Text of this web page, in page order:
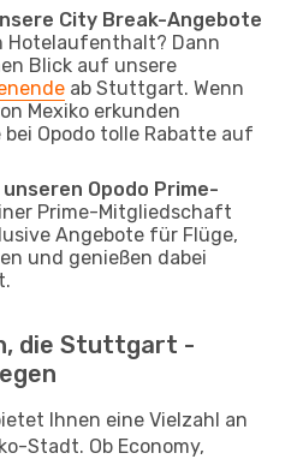
City Break-Angebote
Hotelaufenthalt? Dann
Blick auf unsere
ab Stuttgart. Wenn
Mexiko erkunden
Opodo tolle Rabatte auf
Opodo Prime-
Prime-Mitgliedschaft
Angebote für Flüge,
und genießen dabei
die Stuttgart -
Ihnen eine Vielzahl an
Stadt. Ob Economy,